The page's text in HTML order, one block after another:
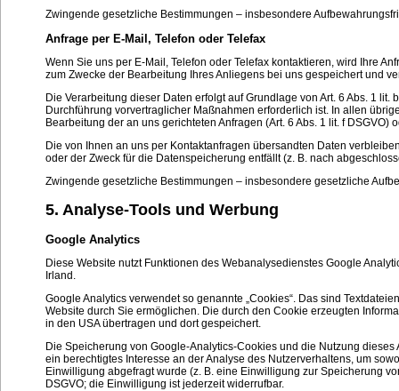
Zwingende gesetzliche Bestimmungen – insbesondere
Anfrage per E-Mail, Telefon oder Telefax
Wenn Sie uns per E-Mail, Telefon oder Telefax kontaktieren, wird Ihre
zum Zwecke der Bearbeitung Ihres Anliegens bei uns gespeichert und
Die Verarbeitung dieser Daten erfolgt auf Grundlage von Art. 6 Abs. 1
Durchführung vorvertraglicher Maßnahmen erforderlich ist. In allen
Bearbeitung der an uns gerichteten Anfragen (Art. 6 Abs. 1 lit. f
Die von Ihnen an uns per Kontaktanfragen übersandten Daten
oder der Zweck für die Datenspeicherung entfällt (z. B. nach
Zwingende gesetzliche Bestimmungen – insbesondere gesetzliche
5. Analyse-Tools und Werbung
Google Analytics
Diese Website nutzt Funktionen des Webanalysedienstes Google
Irland.
Google Analytics verwendet so genannte „Cookies“. Das sind
Website durch Sie ermöglichen. Die durch den Cookie erzeugten
in den USA übertragen und dort gespeichert.
Die Speicherung von Google-Analytics-Cookies und die Nutzung
ein berechtigtes Interesse an der Analyse des Nutzerverhaltens, um
Einwilligung abgefragt wurde (z. B. eine Einwilligung zur Speicherung
DSGVO; die Einwilligung ist jederzeit widerrufbar.